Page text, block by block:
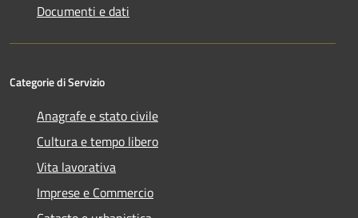
Documenti e dati
Categorie di Servizio
Anagrafe e stato civile
Cultura e tempo libero
Vita lavorativa
Imprese e Commercio